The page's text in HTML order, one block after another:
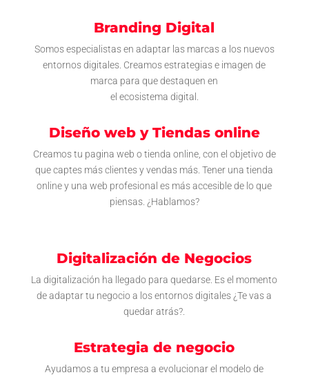
Branding Digital
Somos especialistas en adaptar las marcas a los nuevos
entornos digitales. Creamos estrategias e imagen de
marca para que destaquen en
el ecosistema digital.
Diseño web y Tiendas online
Creamos tu pagina web o tienda online, con el objetivo de
que captes más clientes y vendas más. Tener una tienda
online y una web profesional es más accesible de lo que
piensas. ¿Hablamos?
Digitalización de Negocios
La digitalización ha llegado para quedarse. Es el momento
de adaptar tu negocio a los entornos digitales ¿Te vas a
quedar atrás?.
Estrategia de negocio
Ayudamos a tu empresa a evolucionar el modelo de